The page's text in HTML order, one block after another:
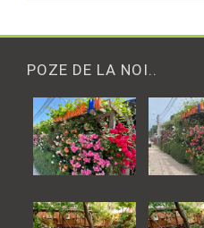
POZE DE LA NOI..